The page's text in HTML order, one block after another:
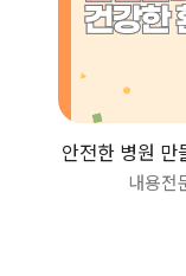
안전한 병원 만
내용전